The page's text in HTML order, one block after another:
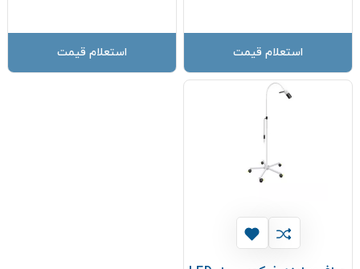
استعلام قیمت استعلام قیمت